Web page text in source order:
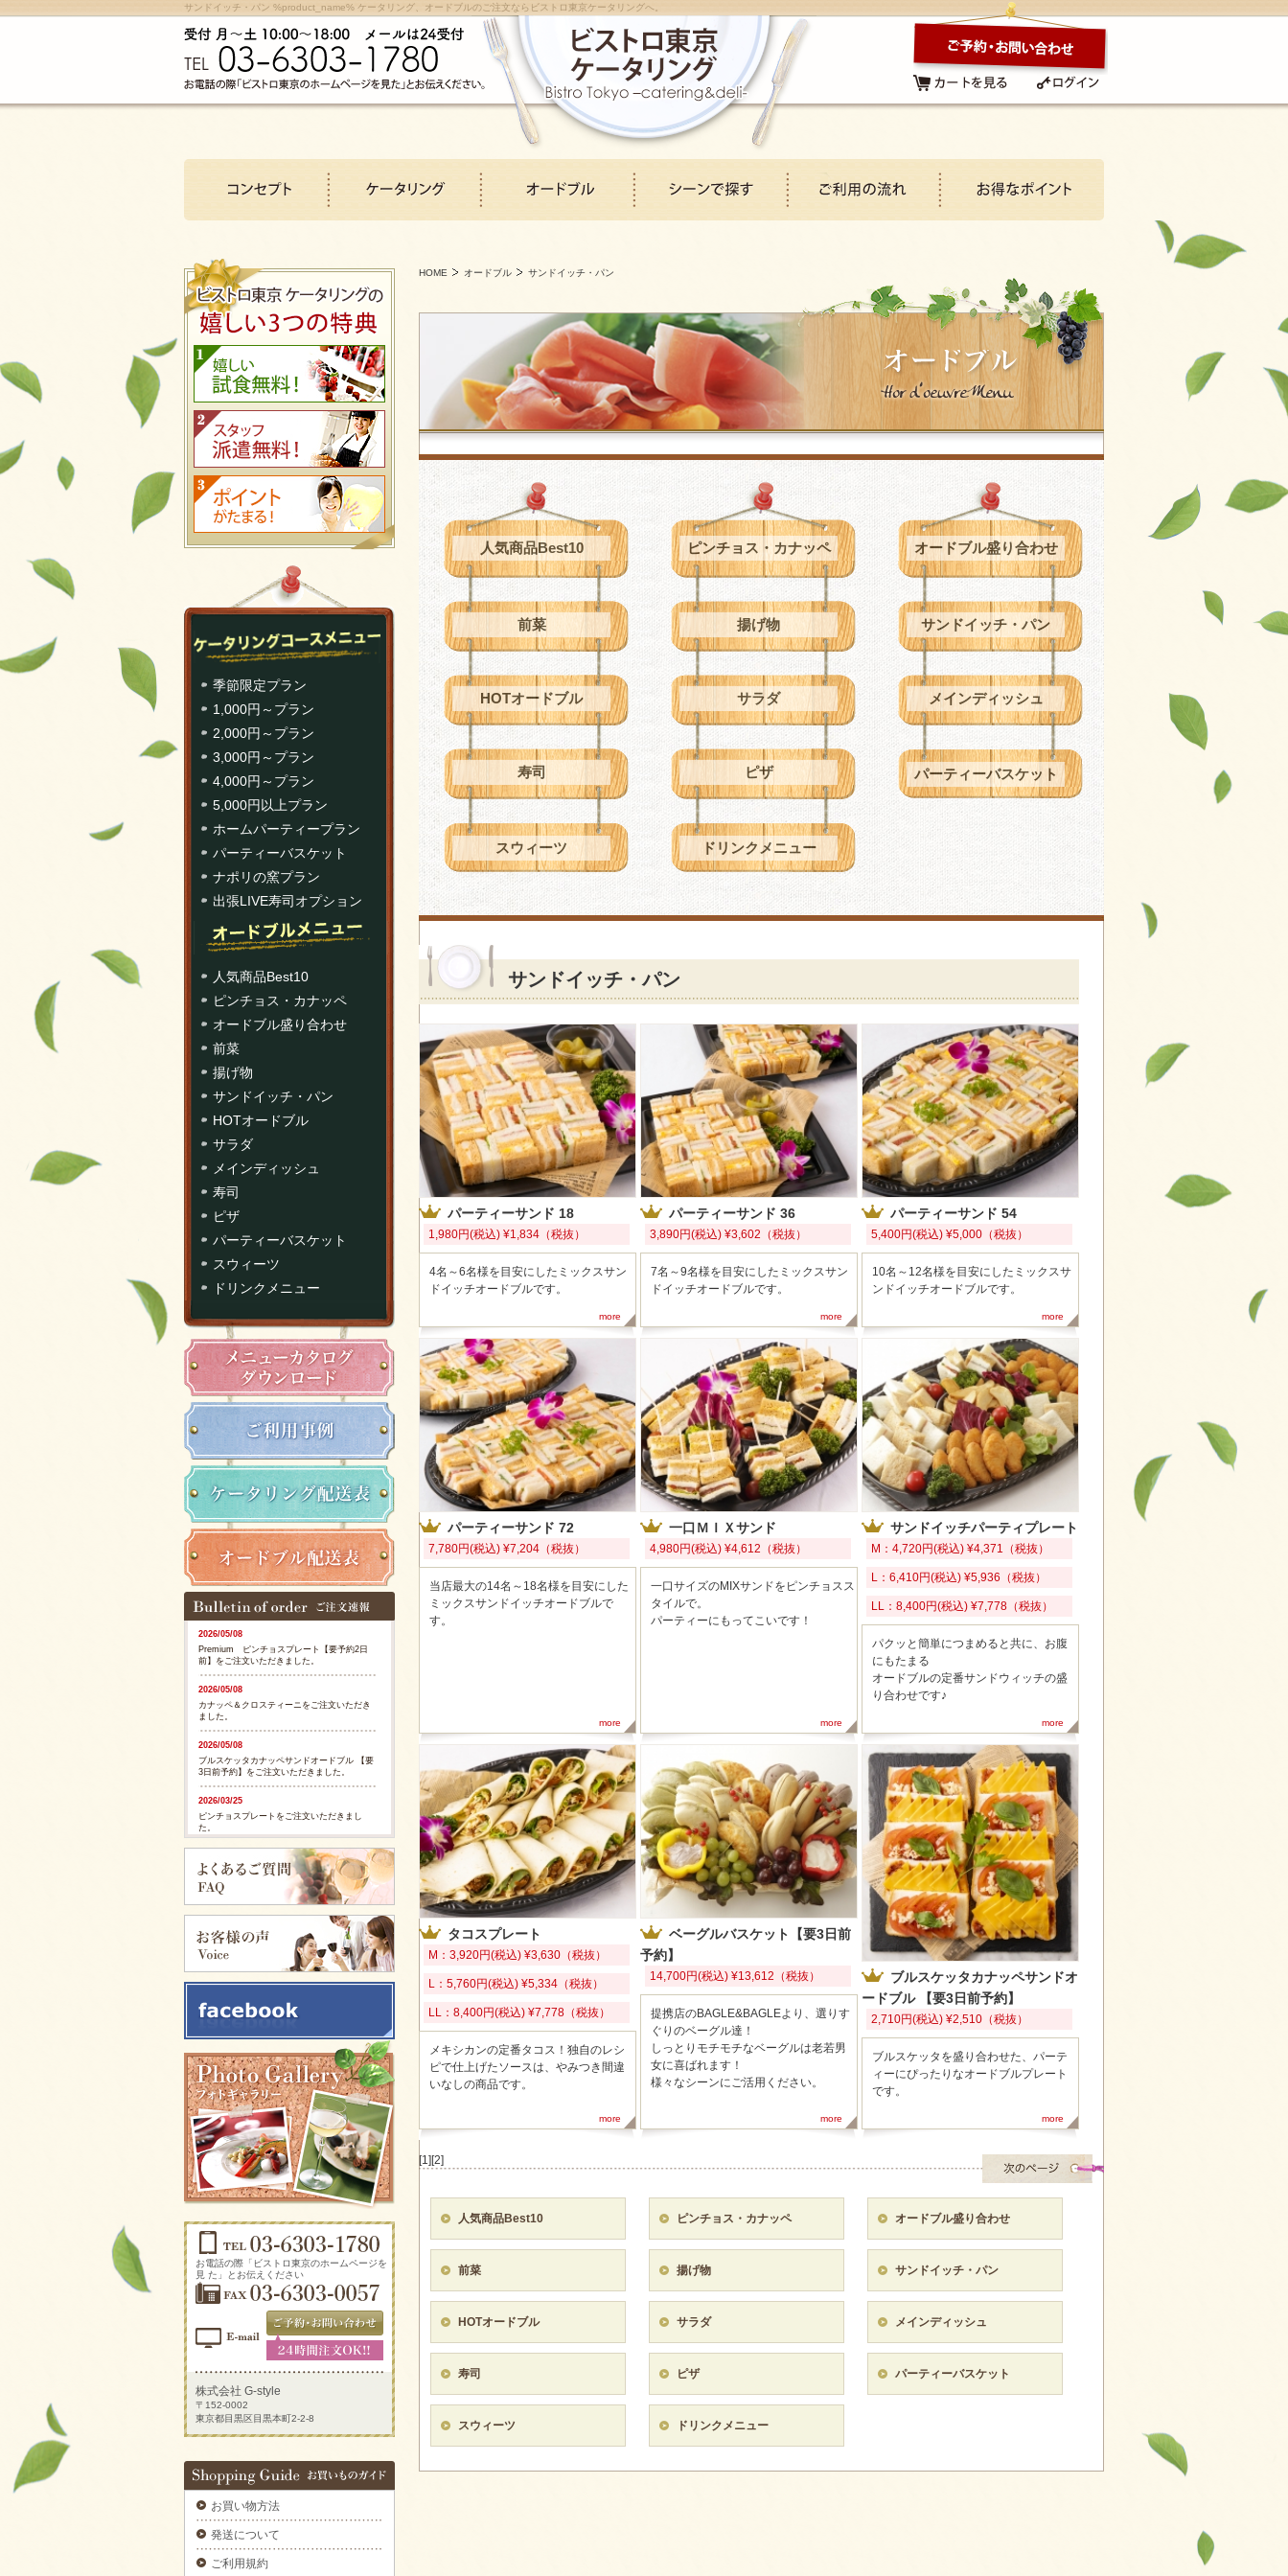
サンドイッチ・パン %product_name% ケータリング、オードブルのご注文ならビストロ東京ケータリングへ。
季節限定プラン
1,000円～プラン
2,000円～プラン
3,000円～プラン
4,000円～プラン
5,000円以上プラン
ホームパーティープラン
パーティーバスケット
ナポリの窯プラン
出張LIVE寿司オプション
人気商品Best10
ピンチョス・カナッペ
オードブル盛り合わせ
前菜
揚げ物
サンドイッチ・パン
HOTオードブル
サラダ
メインディッシュ
寿司
ピザ
パーティーバスケット
スウィーツ
ドリンクメニュー
2026/05/08
Premium ピンチョスプレート【要予約2日
前】をご注文いただきました。
2026/05/08
カナッペ＆クロスティーニをご注文いただき
ました。
2026/05/08
ブルスケッタカナッペサンドオードブル 【要
3日前予約】をご注文いただきました。
2026/03/25
ピンチョスプレートをご注文いただきまし
た。
ピンチョスプレートをご注文いただきまし
た。
ピンチョスバスケット【要3日前予約】をご注
文いただきました。
フルーツバスケット【要3日前予約】をご注文
イタリアンサンドバスケット 【要3日前予
2025/09/29
カリブ風スパイシージャークチキンをご注文
いただきました。
2025/09/29
ソーセージアソートをご注文いただきまし
た。
2025/09/29
生ハムとチーズのオードブルをご注文いただ
2025/09/29
新鮮トマトのカプレーゼをご注文いただきま
した。
2025/09/29
炙りサーモンのカルパッチョをご注文いただ
きました。
ラグジュアリーパーティプレートをご注文い
2025/09/29
デラックスミートプレートをご注文いただき
ました。
2025/09/29
ブルスケッタカナッペサンドオードブル 【要
お電話の際「ビストロ東京のホームページを
見 た」とお伝えください
株式会社 G-style
〒152-0002
東京都目黒区目黒本町2-2-8
お買い物方法
発送について
ご利用規約
HOME オードブル サンドイッチ・パン
人気商品Best10
前菜
HOTオードブル
寿司
スウィーツ
ピンチョス・カナッペ
揚げ物
サラダ
ピザ
ドリンクメニュー
オードブル盛り合わせ
サンドイッチ・パン
メインディッシュ
パーティーバスケット
サンドイッチ・パン
パーティーサンド 18
1,980円(税込) ¥1,834（税抜）
4名～6名様を目安にしたミックスサン
ドイッチオードブルです。
more
パーティーサンド 36
3,890円(税込) ¥3,602（税抜）
7名～9名様を目安にしたミックスサン
ドイッチオードブルです。
more
パーティーサンド 54
5,400円(税込) ¥5,000（税抜）
10名～12名様を目安にしたミックスサ
ンドイッチオードブルです。
more
パーティーサンド 72
7,780円(税込) ¥7,204（税抜）
当店最大の14名～18名様を目安にした
ミックスサンドイッチオードブルで
す。
more
一口ＭＩＸサンド
4,980円(税込) ¥4,612（税抜）
一口サイズのMIXサンドをピンチョスス
タイルで。
パーティーにもってこいです！
more
サンドイッチパーティプレート
M：4,720円(税込) ¥4,371（税抜）
L：6,410円(税込) ¥5,936（税抜）
LL：8,400円(税込) ¥7,778（税抜）
パクッと簡単につまめると共に、お腹
にもたまる
オードブルの定番サンドウィッチの盛
り合わせです♪
more
タコスプレート
M：3,920円(税込) ¥3,630（税抜）
L：5,760円(税込) ¥5,334（税抜）
LL：8,400円(税込) ¥7,778（税抜）
メキシカンの定番タコス！独自のレシ
ピで仕上げたソースは、やみつき間違
いなしの商品です。
more
ベーグルバスケット【要3日前
予約】
14,700円(税込) ¥13,612（税抜）
提携店のBAGLE&BAGLEより、選りす
ぐりのベーグル達！
しっとりモチモチなベーグルは老若男
女に喜ばれます！
様々なシーンにご活用ください。
more
ブルスケッタカナッペサンドオ
ードブル 【要3日前予約】
2,710円(税込) ¥2,510（税抜）
ブルスケッタを盛り合わせた、パーテ
ィーにぴったりなオードブルプレート
です。
more
[1] [2]
人気商品Best10 ピンチョス・カナッペ オードブル盛り合わせ
前菜 揚げ物 サンドイッチ・パン
HOTオードブル サラダ メインディッシュ
寿司 ピザ パーティーバスケット
スウィーツ ドリンクメニュー